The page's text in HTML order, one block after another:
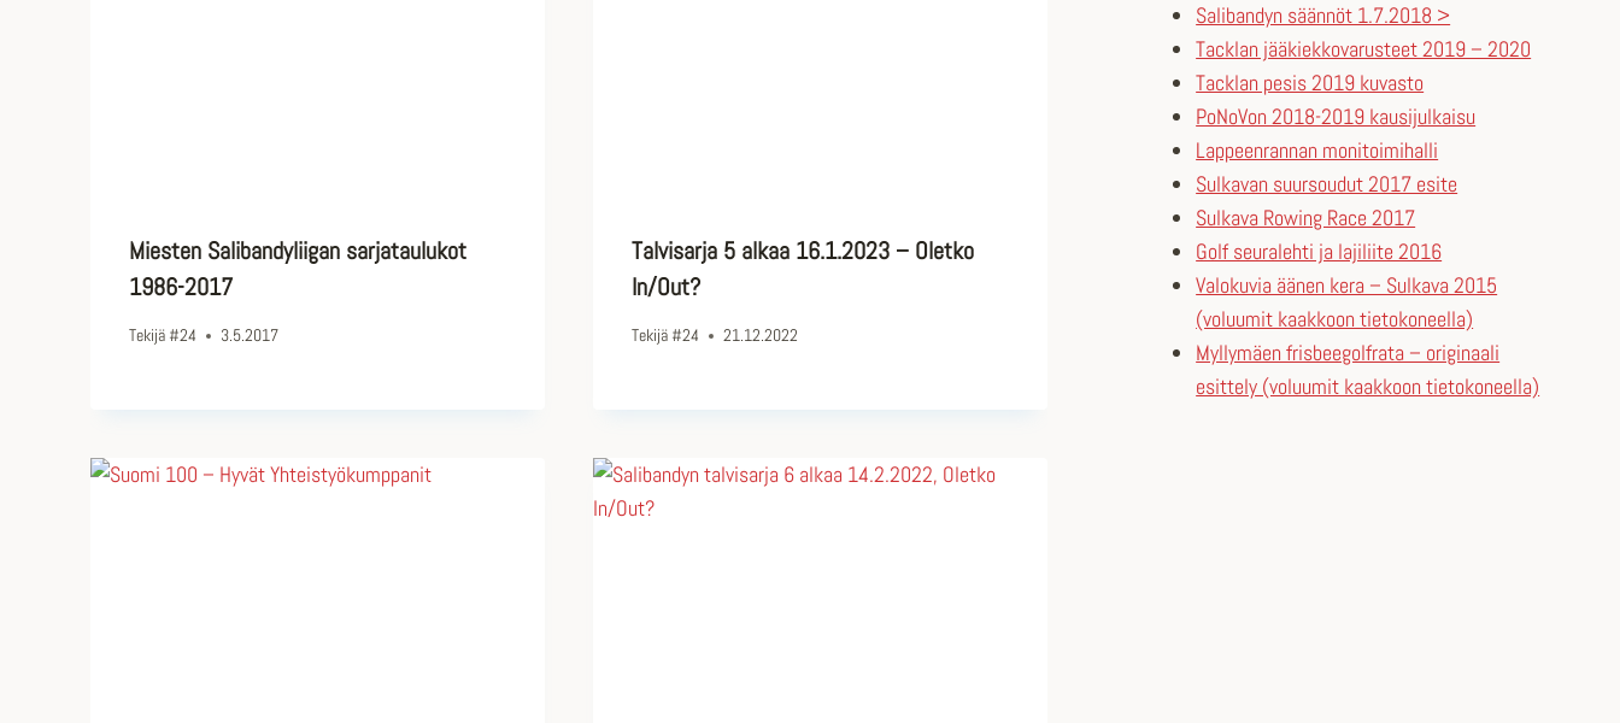
Miesten Salibandyliigan sarjataulukot
1986-2017
Tekijä #24 3.5.2017
Talvisarja 5 alkaa 16.1.2023 – Oletko
In/Out?
Tekijä #24 21.12.2022
Salibandyn säännöt 1.7.2018 >
Tacklan jääkiekkovarusteet 2019 – 2020
Tacklan pesis 2019 kuvasto
PoNoVon 2018-2019 kausijulkaisu
Lappeenrannan monitoimihalli
Sulkavan suursoudut 2017 esite
Sulkava Rowing Race 2017
Golf seuralehti ja lajiliite 2016
Valokuvia äänen kera – Sulkava 2015
(voluumit kaakkoon tietokoneella)
Myllymäen frisbeegolfrata – originaali
esittely (voluumit kaakkoon tietokoneella)